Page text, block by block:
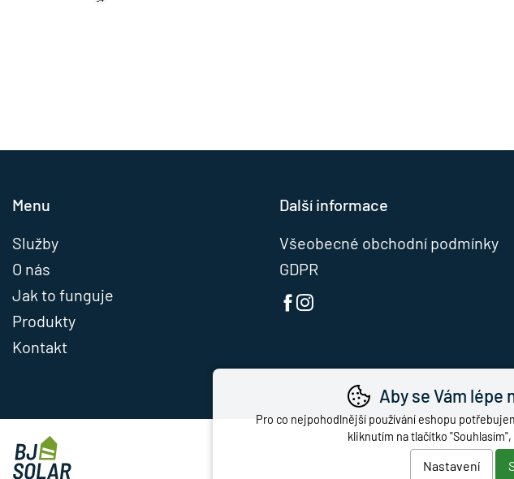
Menu
Služby
O nás
Jak to funguje
Produkty
Kontakt
Další informace
Všeobecné obchodní podmínky
GDPR
Aby se Vám lépe
Pro co nejpohodlnější používání eshopu
kliknutím na tlačítko
Nastavení